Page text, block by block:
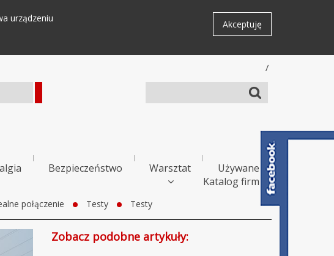
urządzeniu
Akceptuję
/
Bezpieczeństwo Warsztat
Używane
Katalog firm
połączenie Testy Testy
Zobacz podobne artykuły: